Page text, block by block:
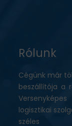
Rólunk
Cégünk már
beszállítója a
logisztikai
széles